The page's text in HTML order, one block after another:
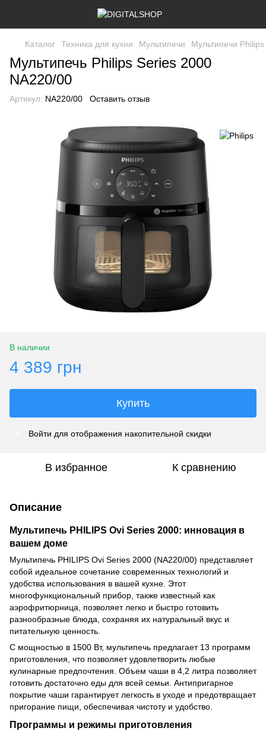
Каталог Техника для кухни Мультипечи Мультипечи Philips
Мультипечь Philips Series 2000
NA220/00
Артикул: NA220/00 Оставить отзыв
В наличии
4 389 грн
Купить
Войти для отображения накопительной скидки
В избранное К сравнению
Описание
Мультипечь PHILIPS Ovi Series 2000: инновация в
вашем доме
Мультипечь PHILIPS Ovi Series 2000 (NA220/00) представляет
собой идеальное сочетание современных технологий и
удобства использования в вашей кухне. Этот
многофункциональный прибор, также известный как
аэрофритюрница, позволяет легко и быстро готовить
разнообразные блюда, сохраняя их натуральный вкус и
питательную ценность.
С мощностью в 1500 Вт, мультипечь предлагает 13 программ
приготовления, что позволяет удовлетворить любые
кулинарные предпочтения. Объем чаши в 4,2 литра позволяет
готовить достаточно еды для всей семьи. Антипригарное
покрытие чаши гарантирует легкость в уходе и предотвращает
пригорание пищи, обеспечивая чистоту и удобство.
Программы и режимы приготовления